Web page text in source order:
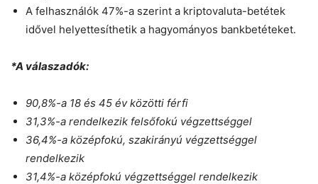
A felhasználók 47%-a szerint a kriptovaluta-betétek
idővel helyettesíthetik a hagyományos bankbetéteket.
*A válaszadók:
90,8%-a 18 és 45 év közötti férfi
31,3%-a rendelkezik felsőfokú végzettséggel
36,4%-a középfokú, szakirányú végzettséggel
rendelkezik
31,4%-a középfokú végzettséggel rendelkezik